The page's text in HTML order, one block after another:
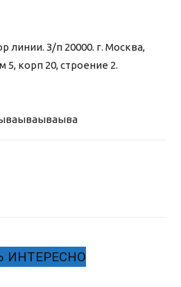
линии. З/п 20000. г. Москва,
корп 20, строение 2.
ываываыва
ИНТЕРЕСНО